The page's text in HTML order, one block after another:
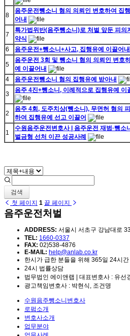
8
음주운전뺑소니 혐의 의뢰인 변호하여 집
어내
7
특가법위반(음주뺑소니)로 처벌 앞둔 피의
약식
6 음주운전+뺑소니+사고, 집행유예 이끌어내
5
음주운전 3회 및 뺑소니 혐의 의뢰인 변호
예 이끌어내
4 음주운전뺑소니 혐의 집행유예 받아내
3
음주 4진+뺑소니, 이례적으로 집행유예 이
2
음주 4회, 도주치상(뺑소니), 무면허 혐의
하여 집행유예 선고 이끌어
1
수원음주운전변호사 | 음주운전 재범·뺑소
벌금형 선처 이끈 성공사례
검색
첫 페이지 1 끝 페이지
음주운전처벌
ADDRESS: 서울시 서초구 강남대로
TEL: 1660-0337
FAX: 02)538-4876
E-MAIL: help@anlab.co.kr
한시가 급한 분들을 위해 365일 24시
24시 법률상담
법무법인 에이앤랩 | 대표변호사 : 유선
광고책임변호사 : 박현식, 조건명
수원음주뺑소니변호사
로펌소개
변호사소개
업무분야